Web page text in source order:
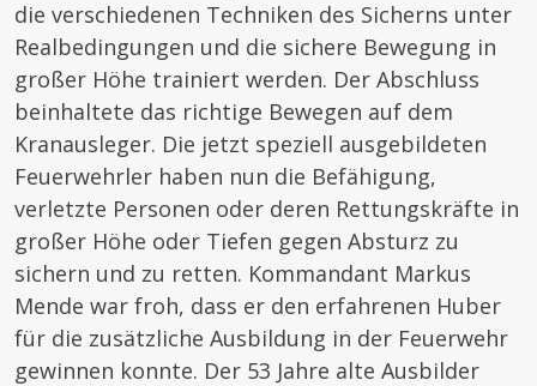
die verschiedenen Techniken des Sicherns unter
Realbedingungen und die sichere Bewegung in
großer Höhe trainiert werden. Der Abschluss
beinhaltete das richtige Bewegen auf dem
Kranausleger. Die jetzt speziell ausgebildeten
Feuerwehrler haben nun die Befähigung,
verletzte Personen oder deren Rettungskräfte in
großer Höhe oder Tiefen gegen Absturz zu
sichern und zu retten. Kommandant Markus
Mende war froh, dass er den erfahrenen Huber
für die zusätzliche Ausbildung in der Feuerwehr
gewinnen konnte. Der 53 Jahre alte Ausbilder